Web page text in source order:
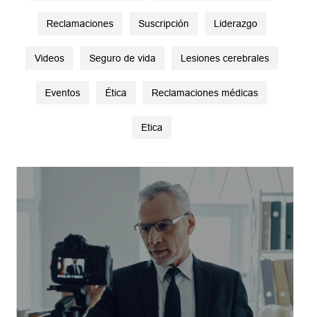
Reclamaciones Suscripción Liderazgo
Videos Seguro de vida Lesiones cerebrales
Eventos Ética Reclamaciones médicas
Etica